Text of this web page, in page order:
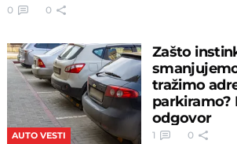
0 0
AUTO VESTI
Zašto
tražimo
parkiramo?
odgovor
1 0